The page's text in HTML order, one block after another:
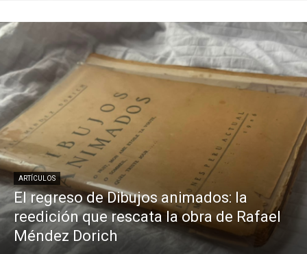
ARTÍCULOS
El regreso de Dibujos animados: la
reedición que rescata la obra de Rafael
Méndez Dorich